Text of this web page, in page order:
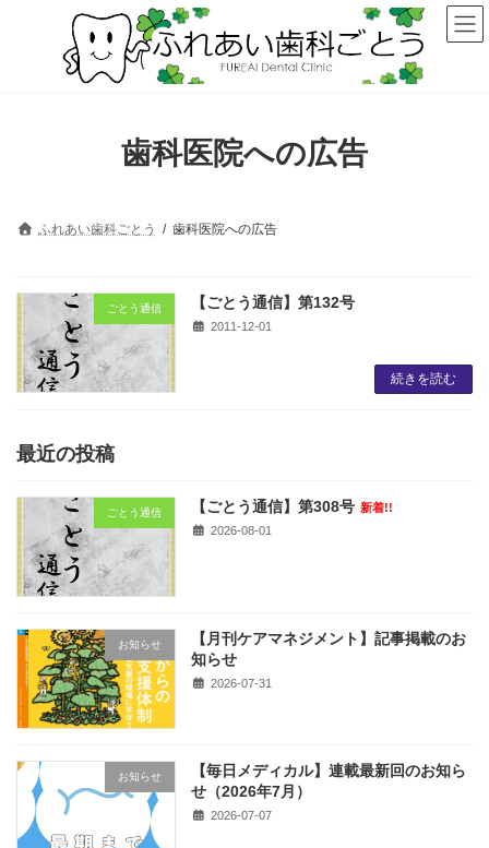
歯科医院への広告
ふれあい歯科ごとう 歯科医院への広告
ごとう通信 【ごとう通信】第132号
2011-12-01
続きを読む
最近の投稿
ごとう通信 【ごとう通信】第308号 新着!!
2026-08-01
お知らせ
【月刊ケアマネジメント】記事掲載のお
知らせ
2026-07-31
お知らせ
【毎日メディカル】連載最新回のお知ら
せ（2026年7月）
2026-07-07